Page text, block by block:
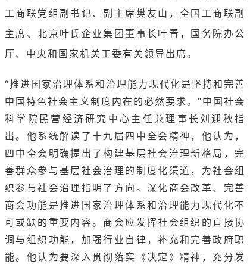
工商联党组副书记、副主席樊友山，全国工商联副
主席、北京叶氏企业集团董事长叶青，国务院办公
厅、中央和国家机关工委有关领导出席。
“推进国家治理体系和治理能力现代化是坚持和完善
中国特色社会主义制度内在的必然要求。”中国社会
科学院民营经济研究中心主任兼理事长刘迎秋指
出。他系统解读了十九届四中全会精神，他认为，
四中全会明确提出了构建基层社会治理新格局，完
善群众参与基层社会治理的制度化渠道，为社会组
织参与社会治理指明了方向。深化商会改革、完善
商会功能是推进国家治理体系和治理能力现代化不
可或缺的重要内容。商会应发挥社会组织的直接协
调与组织功能，加强行业自律，补充和完善政府职
能。他认为要深入贯彻落实《决定》精神，充分发